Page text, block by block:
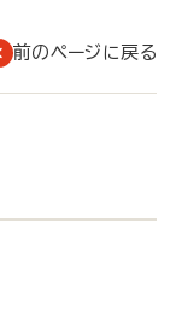
前のページに戻る